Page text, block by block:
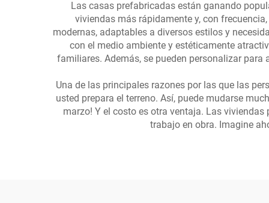
Las casas prefabricadas están ganando
viviendas más rápidamente y, con
modernas, adaptables a diversos estilos y
con el medio ambiente y estéticamente
familiares. Además, se pueden personalizar
Una de las principales razones por las que las
usted prepara el terreno. Así, puede mudarse
marzo! Y el costo es otra ventaja. Las
trabajo en obra. Imagine